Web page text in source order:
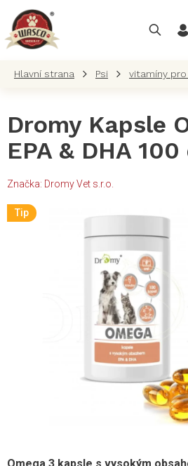
obsah
Psi vitamíny
Dromy Kapsle
EPA & DHA
Značka: Dromy Vet s.r.o.
Tip